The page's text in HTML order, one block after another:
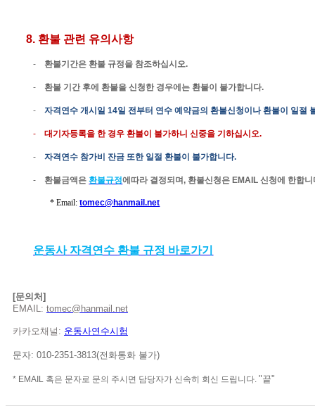
8. 환불 관련 유의사항
- 환불기간은 환불 규정을 참조하십시오.
- 환불 기간 후에 환불을 신청한 경우에는 환불이 불가합니다.
- 자격연수 개시일 14일 전부터 연수 예약금의 환불신청이나 환불이 일절
- 대기자등록을 한 경우 환불이 불가하니 신중을 기하십시오.
- 자격연수 참가비 잔금 또한 일절 환불이 불가합니다.
- 환불금액은환불규정에따라 결정되며, 환불신청은EMAIL 신청에 한합니
*Email:tomec@hanmail.net
운동사 자격연수 환불 규정 바로가기
[문의처]
EMAIL: tomec@hanmail.net
카카오채널 : 운동사연수시험
문자: 010-2351-3813(전화통화 불가)
* EMAIL 혹은 문자로 문의 주시면 담당자가 신속히 회신 드립니다 "끝"